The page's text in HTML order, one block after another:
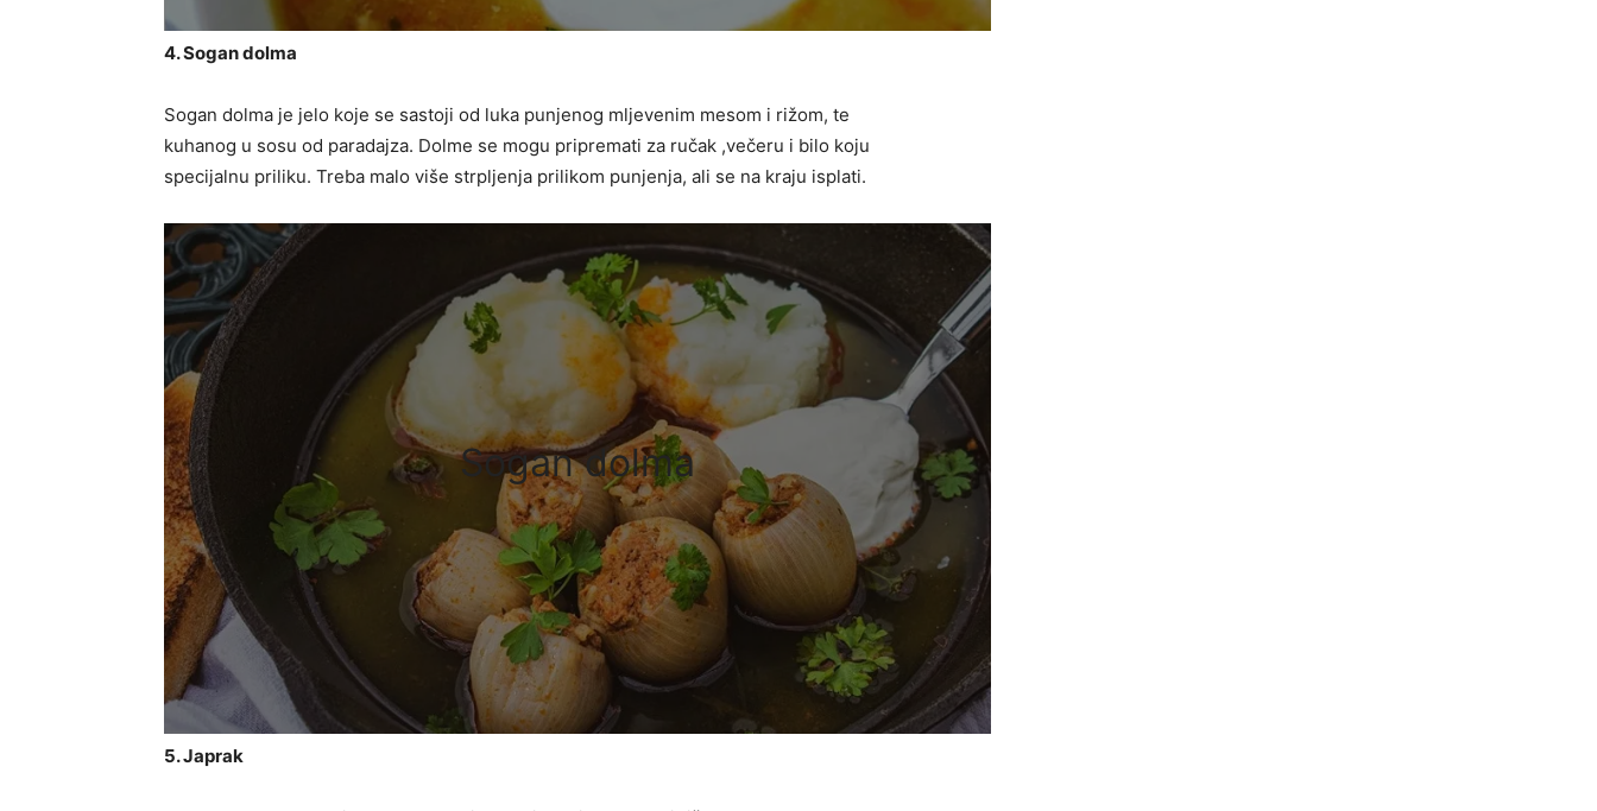
4. Sogan dolma
Sogan dolma je jelo koje se sastoji od luka punjenog mljevenim mesom i rižom, te
kuhanog u sosu od paradajza. Dolme se mogu pripremati za ručak ,večeru i bilo koju
specijalnu priliku. Treba malo više strpljenja prilikom punjenja, ali se na kraju isplati.
Sogan dolma
5. Japrak